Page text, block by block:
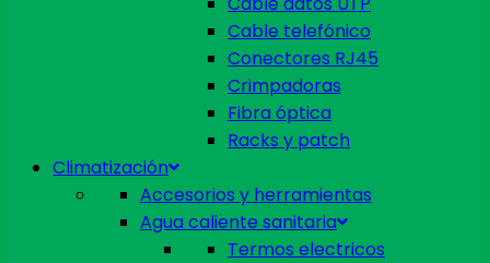
Cable telefónico
Conectores RJ45
Crimpadoras
Fibra óptica
Racks y patch
Climatización
Accesorios y herramientas
Agua caliente sanitaria
Termos electricos